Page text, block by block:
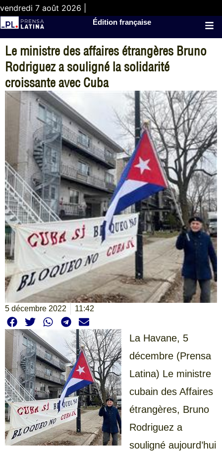
vendredi 7 août 2026 |
Édition française
Le ministre des affaires étrangères Bruno
Rodriguez a souligné la solidarité
croissante avec Cuba
5 décembre 2022 11:42
La Havane, 5
décembre (Prensa
Latina) Le ministre
cubain des Affaires
étrangères, Bruno
Rodriguez a
souligné aujourd’hui